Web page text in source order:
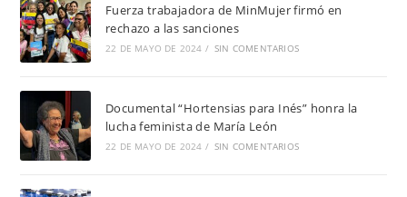
Fuerza trabajadora de MinMujer firmó en
rechazo a las sanciones
22 DE MAYO DE 2024 / SIN COMENTARIOS
Documental “Hortensias para Inés” honra la
lucha feminista de María León
22 DE MAYO DE 2024 / SIN COMENTARIOS